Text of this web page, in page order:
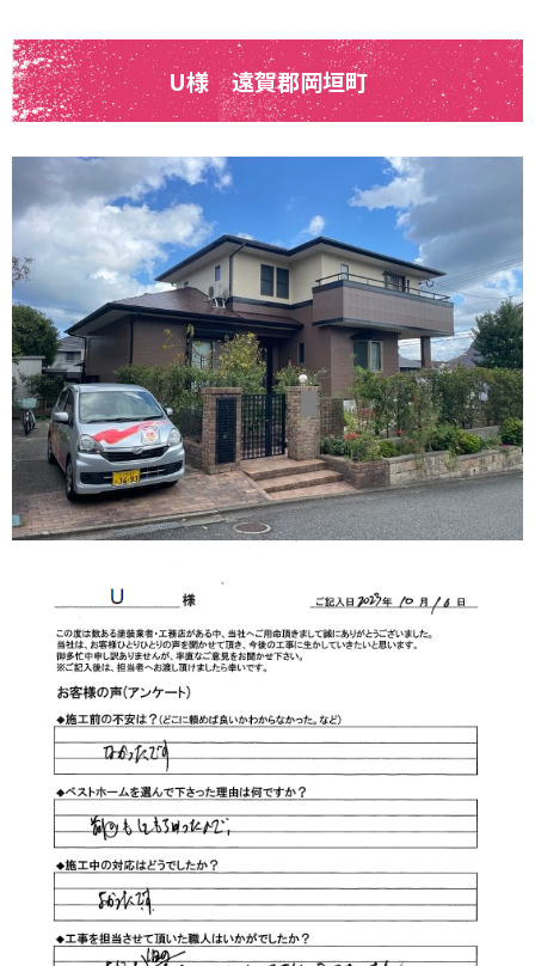
U様 遠賀郡岡垣町